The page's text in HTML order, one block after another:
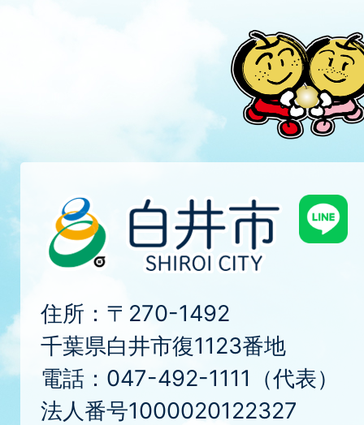
住所：〒270-1492
千葉県白井市復1123番地
電話：047-492-1111（代表）
法人番号1000020122327